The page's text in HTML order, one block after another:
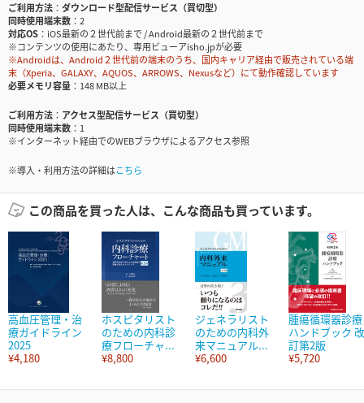
ご利用方法
ダウンロード型配信サービス（買切型）
同時使用端末数
2
対応OS
iOS最新の２世代前まで / Android最新の２世代前まで
※コンテンツの使用にあたり、専用ビューアisho.jpが必要
※Androidは、Android２世代前の端末のうち、国内キャリア経由で販売されている端
末（Xperia、GALAXY、AQUOS、ARROWS、Nexusなど）にて動作確認しています
必要メモリ容量
148 MB以上
ご利用方法
アクセス型配信サービス（買切型）
同時使用端末数
1
※インターネット経由でのWEBブラウザによるアクセス参照
※導入・利用方法の詳細はこちら
この商品を買った人は、こんな商品も買っています。
高血圧管理・治
療ガイドライン
2025
¥4,180
ホスピタリスト
のための内科診
療フローチャ...
¥8,800
ジェネラリスト
のための内科外
来マニュアル...
¥6,600
腫瘍循環器診療
ハンドブック 改
訂第2版
¥5,720